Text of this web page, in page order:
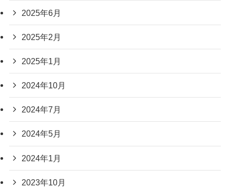
2025年6月
2025年2月
2025年1月
2024年10月
2024年7月
2024年5月
2024年1月
2023年10月